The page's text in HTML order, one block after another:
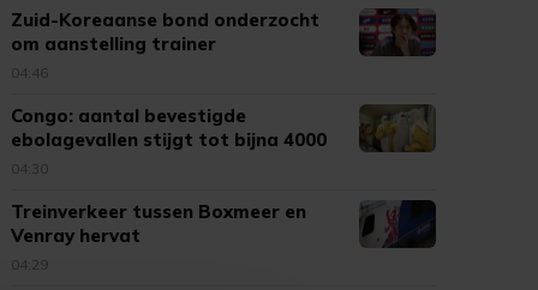
Zuid-Koreaanse bond onderzocht
om aanstelling trainer
04:46
Congo: aantal bevestigde
ebolagevallen stijgt tot bijna 4000
04:30
Treinverkeer tussen Boxmeer en
Venray hervat
04:29